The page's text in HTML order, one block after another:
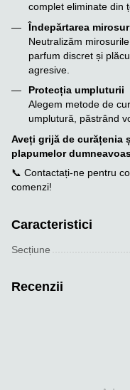
complet eliminate din
Îndepărtarea
Neutralizăm
parfum discret și
agresive.
Protecția umpluturii
Alegem metode de
umplutură, păstrând
Aveți grijă de curățenia
plapumelor
📞 Contactați-ne pentru
comenzi!
Caracteristici
Seсțiune
Recenzii